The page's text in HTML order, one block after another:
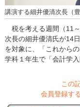
講演する細井優清次長（
税を考える週間（11
次長の細井優清氏が14
を対象に、「これから
学科１年生で「会計学
この
会員登録す